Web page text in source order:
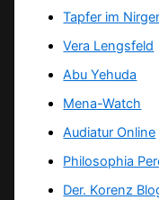
Tapfer im
Vera Lengsfeld
Abu Yehuda
Mena-Watch
Audiatur Online
Philosophia
Der. Korenz